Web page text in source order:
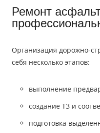
Ремонт
Организация дорожно-
себя несколько этапов:
выполнение
создание ТЗ и
подготовка